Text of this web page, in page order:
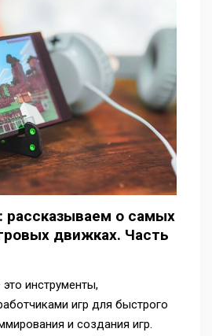
рассказываем о самых
движках. Часть
инструменты,
игр для быстрого
и создания игр.